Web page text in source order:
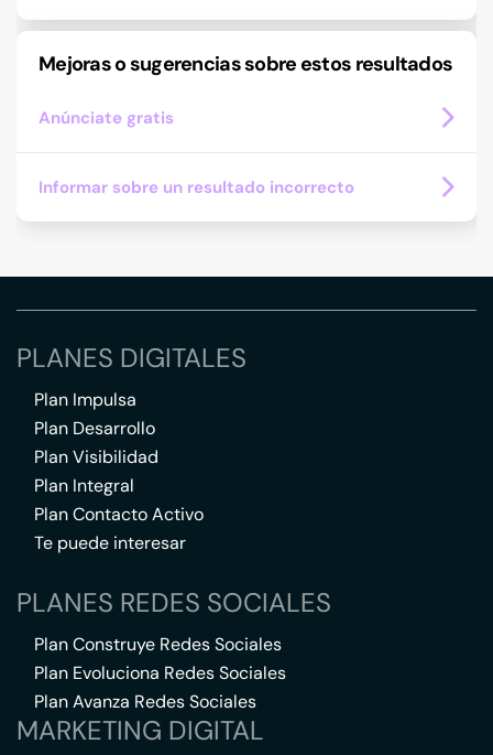
Mejoras o sugerencias sobre estos resultados
Anúnciate gratis
Informar sobre un resultado incorrecto
PLANES DIGITALES
Plan Impulsa
Plan Desarrollo
Plan Visibilidad
Plan Integral
Plan Contacto Activo
Te puede interesar
PLANES REDES SOCIALES
Plan Construye Redes Sociales
Plan Evoluciona Redes Sociales
Plan Avanza Redes Sociales
MARKETING DIGITAL